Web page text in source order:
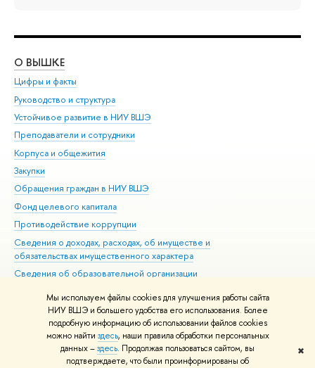
Мы используем файлы cookies для улучшения работы сайта
НИУ ВШЭ и большего удобства его использования. Более
подробную информацию об использовании файлов cookies
можно найти здесь, наши правила обработки персональных
данных –здесь. Продолжая пользоваться сайтом, вы
подтверждаете, что были проинформированы об
✖
О ВЫШКЕ
Цифры и факты
Руководство и структура
Устойчивое развитие в НИУ ВШЭ
Преподаватели и сотрудники
Корпуса и общежития
Закупки
Обращения граждан в НИУ ВШЭ
Фонд целевого капитала
Противодействие коррупции
Сведения о доходах, расходах, об имуществе и
обязательствах имущественного характера
Сведения об образовательной организации
Людям с ограниченными возможностями здоровья
Единая платежная страница
Работа в Вышке